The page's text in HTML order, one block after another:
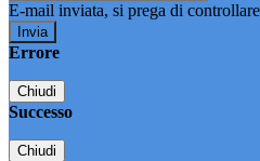
E-mail inviata, si prega di
Errore
Chiudi
Successo
Chiudi